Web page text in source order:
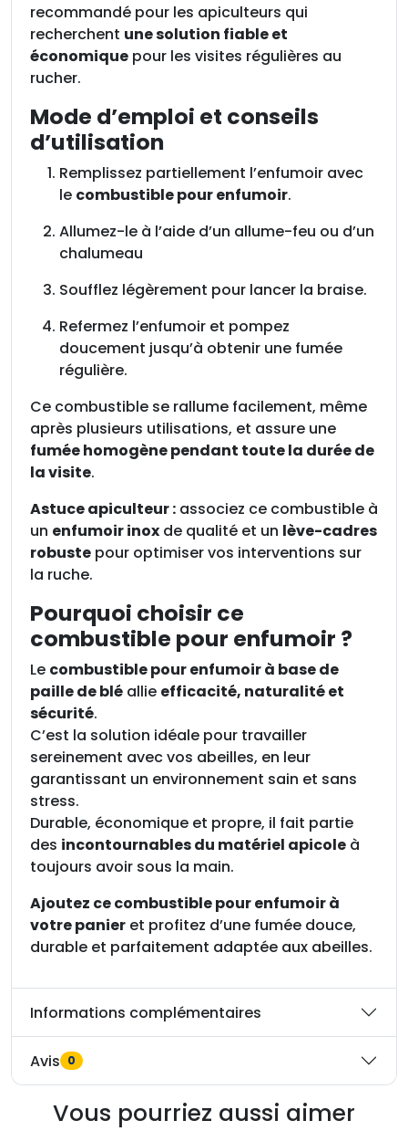
recommandé pour les apiculteurs qui
recherchent une solution fiable et
économique pour les visites régulières au
rucher.
Mode d’emploi et conseils
d’utilisation
Remplissez partiellement l’enfumoir avec
le combustible pour enfumoir.
Allumez-le à l’aide d’un allume-feu ou d’un
chalumeau
Soufflez légèrement pour lancer la braise.
Refermez l’enfumoir et pompez
doucement jusqu’à obtenir une fumée
régulière.
Ce combustible se rallume facilement, même
après plusieurs utilisations, et assure une
fumée homogène pendant toute la durée de
la visite.
Astuce apiculteur : associez ce combustible à
un enfumoir inox de qualité et un lève-cadres
robuste pour optimiser vos interventions sur
la ruche.
Pourquoi choisir ce
combustible pour enfumoir ?
Le combustible pour enfumoir à base de
paille de blé allie efficacité, naturalité et
sécurité.
C’est la solution idéale pour travailler
sereinement avec vos abeilles, en leur
garantissant un environnement sain et sans
stress.
Durable, économique et propre, il fait partie
des incontournables du matériel apicole à
toujours avoir sous la main.
Ajoutez ce combustible pour enfumoir à
votre panier et profitez d’une fumée douce,
durable et parfaitement adaptée aux abeilles.
Informations complémentaires
Avis 0
Vous pourriez aussi aimer